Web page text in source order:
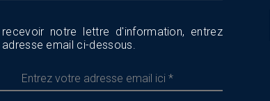
notre lettre d'information, entrez
email ci-dessous.
votre